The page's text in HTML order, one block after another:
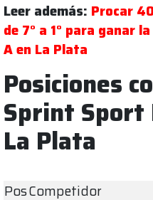
Leer además: Procar
de 7° a 1° para ganar
A en La Plata
Posiciones
Sprint
La Plata
PosCompetidor